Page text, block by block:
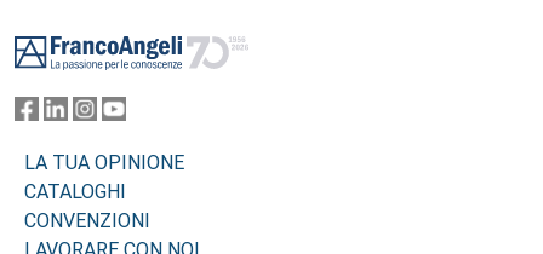
LA TUA OPINIONE
CATALOGHI
CONVENZIONI